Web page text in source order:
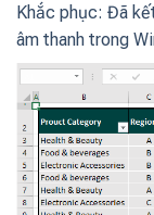
Khắc phục: Đã
âm thanh trong